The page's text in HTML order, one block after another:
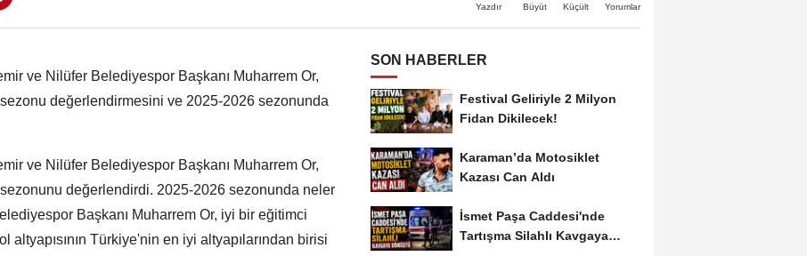
Yazdır Büyüt Küçült Yorumlar
ve Nilüfer Belediyespor Başkanı Muharrem Or,
değerlendirmesini ve 2025-2026 sezonunda
ve Nilüfer Belediyespor Başkanı Muharrem Or,
değerlendirdi. 2025-2026 sezonunda neler
Başkanı Muharrem Or, iyi bir eğitimci
altyapısının Türkiye'nin en iyi altyapılarından birisi
SON HABERLER
Festival Geliriyle 2 Milyon
Fidan Dikilecek!
Karaman’da Motosiklet
Kazası Can Aldı
İsmet Paşa Caddesi'nde
Tartışma Silahlı Kavgaya